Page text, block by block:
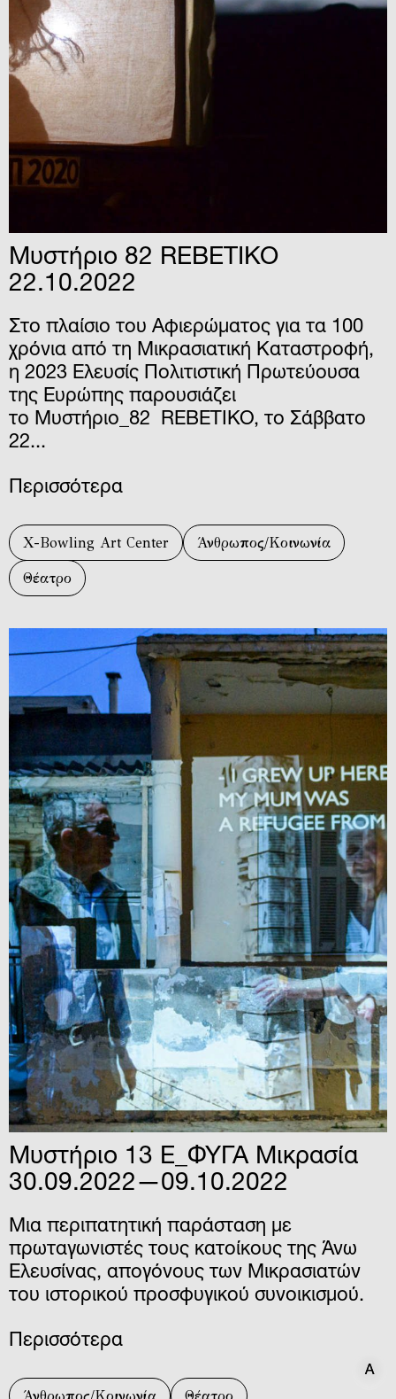
Μυστήριο 82 REBETIKO
22.10.2022
Στο πλαίσιο του Αφιερώματος για τα 100
χρόνια από τη Μικρασιατική Καταστροφή,
η 2023 Ελευσίς Πολιτιστική Πρωτεύουσα
της Ευρώπης παρουσιάζει
το Μυστήριο_82 REBETIKO, το Σάββατο
22...
Περισσότερα
X-Bowling Art Center Άνθρωπος/Κοινωνία
Θέατρο
Μυστήριο 13 Ε_ΦΥΓΑ Μικρασία
30.09.2022—09.10.2022
Μια περιπατητική παράσταση με
πρωταγωνιστές τους κατοίκους της Άνω
Ελευσίνας, απογόνους των Μικρασιατών
του ιστορικού προσφυγικού συνοικισμού.
Περισσότερα
A
A